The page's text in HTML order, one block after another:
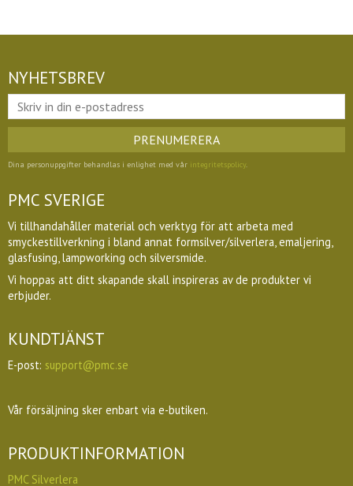
NYHETSBREV
PRENUMERERA
Dina personuppgifter behandlas i enlighet med vår integritetspolicy.
PMC SVERIGE
Vi tillhandahåller material och verktyg för att arbeta med
smyckestillverkning i bland annat formsilver/silverlera, emaljering,
glasfusing, lampworking och silversmide.
Vi hoppas att ditt skapande skall inspireras av de produkter vi
erbjuder.
KUNDTJÄNST
E-post: support@pmc.se
Vår försäljning sker enbart via e-butiken.
PRODUKTINFORMATION
PMC Silverlera